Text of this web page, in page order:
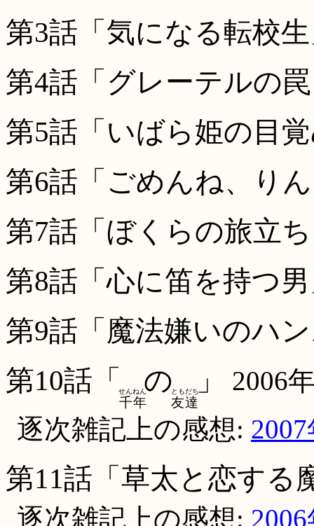
第3話「気になる転校
第4話「グレーテルの
第5話「いばら姫の目
第6話「ごめんね、り
第7話「ぼくらの旅立
第8話「心に笛を持つ
第9話「魔法嫌いのハ
第10話「
千年
せんねんの
友達
ともだち」
2006
逐次雑記上の感想:
第11話「草太と恋する
逐次雑記上の感想: